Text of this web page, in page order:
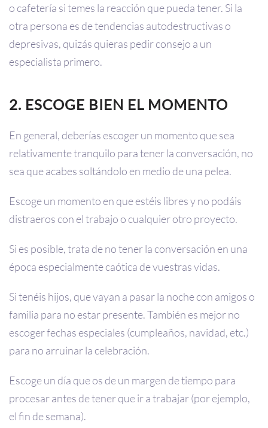
o cafetería si temes la reacción que pueda tener. Si la
otra persona es de tendencias autodestructivas o
depresivas, quizás quieras pedir consejo a un
especialista primero.
2. ESCOGE BIEN EL MOMENTO
En general, deberías escoger un momento que sea
relativamente tranquilo para tener la conversación, no
sea que acabes soltándolo en medio de una pelea.
Escoge un momento en que estéis libres y no podáis
distraeros con el trabajo o cualquier otro proyecto.
Si es posible, trata de no tener la conversación en una
época especialmente caótica de vuestras vidas.
Si tenéis hijos, que vayan a pasar la noche con amigos o
familia para no estar presente. También es mejor no
escoger fechas especiales (cumpleaños, navidad, etc.)
para no arruinar la celebración.
Escoge un día que os de un margen de tiempo para
procesar antes de tener que ir a trabajar (por ejemplo,
el fin de semana).